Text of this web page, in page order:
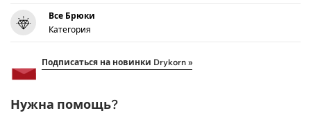
Все Брюки
Категория
Подписаться на новинки Drykorn »
Нужна помощь?